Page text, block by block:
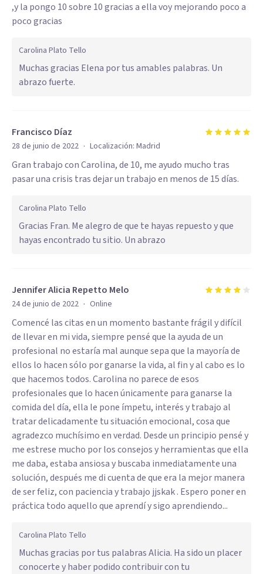
,y la pongo 10 sobre 10 gracias a ella voy mejorando poco a
poco gracias
Carolina Plato Tello
Muchas gracias Elena por tus amables palabras. Un
abrazo fuerte.
Francisco Díaz
28 de junio de 2022 · Localización: Madrid
Gran trabajo con Carolina, de 10, me ayudo mucho tras
pasar una crisis tras dejar un trabajo en menos de 15 días.
Carolina Plato Tello
Gracias Fran. Me alegro de que te hayas repuesto y que
hayas encontrado tu sitio. Un abrazo
Jennifer Alicia Repetto Melo
24 de junio de 2022 · Online
Comencé las citas en un momento bastante frágil y difícil
de llevar en mi vida, siempre pensé que la ayuda de un
profesional no estaría mal aunque sepa que la mayoría de
ellos lo hacen sólo por ganarse la vida, al fin y al cabo es lo
que hacemos todos. Carolina no parece de esos
profesionales que lo hacen únicamente para ganarse la
comida del día, ella le pone ímpetu, interés y trabajo al
tratar delicadamente tu situación emocional, cosa que
agradezco muchísimo en verdad. Desde un principio pensé y
me estrese mucho por los consejos y herramientas que ella
me daba, estaba ansiosa y buscaba inmediatamente una
solución, después me di cuenta de que era la mejor manera
de ser feliz, con paciencia y trabajo jjskak . Espero poner en
práctica todo aquello que aprendí y sigo aprendiendo...
Carolina Plato Tello
Muchas gracias por tus palabras Alicia. Ha sido un placer
conocerte y haber podido contribuir con tu